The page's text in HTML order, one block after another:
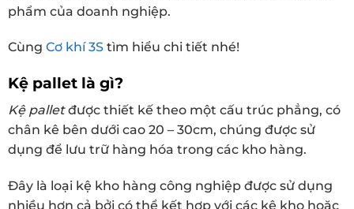
phẩm của doanh nghiệp.
Cùng Cơ khí 3S tìm hiểu chi tiết nhé!
Kệ pallet là gì?
Kệ palletđược thiết kế theo một cấu trúc phẳng, có
chân kê bên dưới cao 20 – 30cm, chúng được sử
dụng để lưu trữ hàng hóa trong các kho hàng.
Đây là loại kệ kho hàng công nghiệp được sử dụng
nhiều hơn cả bởi có thể kết hợp với các kệ kho hoặc